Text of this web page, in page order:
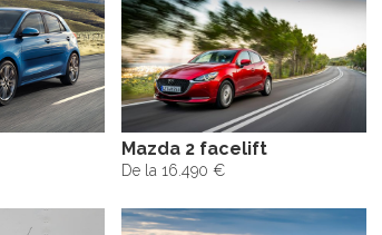
Mazda 2 facelift
De la 16.490 €